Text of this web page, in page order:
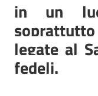
in un
legate al
fedeli.